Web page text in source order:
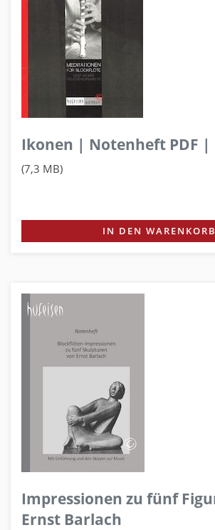
Ikonen | Notenheft PDF |
(7,3 MB)
IN DEN WARENKORB
Impressionen zu fünf
Ernst Barlach